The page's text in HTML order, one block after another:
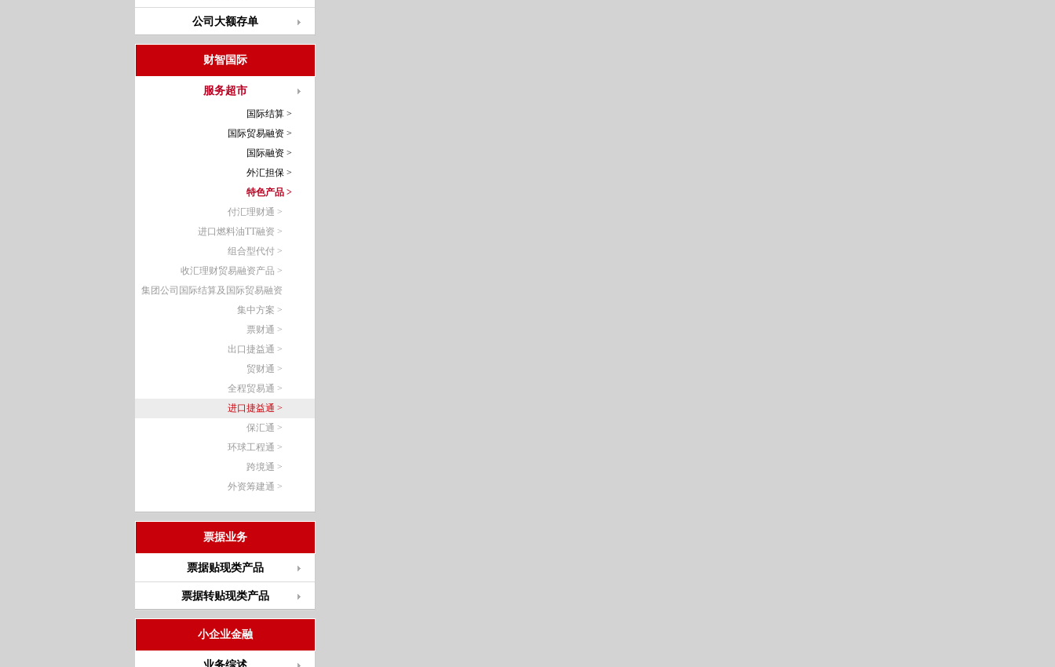
公司大额存单
财智国际
服务超市
国际结算 >
国际贸易融资 >
国际融资 >
外汇担保 >
特色产品 >
付汇理财通 >
进口燃料油TT融资 >
组合型代付 >
收汇理财贸易融资产品 >
集团公司国际结算及国际贸易融资
集中方案 >
票财通 >
出口捷益通 >
贸财通 >
全程贸易通 >
进口捷益通 >
保汇通 >
环球工程通 >
跨境通 >
外资筹建通 >
票据业务
票据贴现类产品
票据转贴现类产品
小企业金融